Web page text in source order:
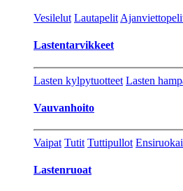
Vesilelut Lautapelit
Lastentarvikkeet
Lasten kylpytuotteet Lasten
Vauvanhoito
Vaipat Tutit Tuttipullot
Lastenruoat